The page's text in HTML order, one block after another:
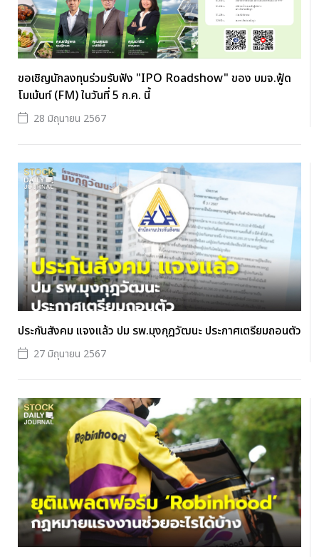
ขอเชิญนักลงทุนร่วมรับฟัง "IPO Roadshow" ของ บมจ.ฟู้ด
โมเม้นท์ (FM) ในวันที่ 5 ก.ค. นี้
28 มิถุนายน 2567
ประกันสังคม แจงแล้ว ปม รพ.มุงกุฎวัฒนะ ประกาศเตรียมถอนตัว
27 มิถุนายน 2567